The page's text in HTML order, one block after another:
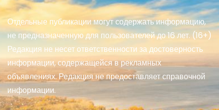
Отдельные публикации могут содержать информацию,
не предназначенную для пользователей до 16 лет. (16+)
Редакция не несет ответственности за достоверность
информации, содержащейся в рекламных
объявлениях. Редакция не предоставляет справочной
информации.